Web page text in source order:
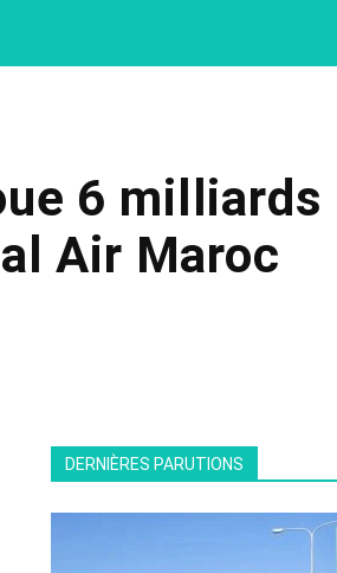
6 milliards
Air Maroc
DERNIÈRES PARUTIONS